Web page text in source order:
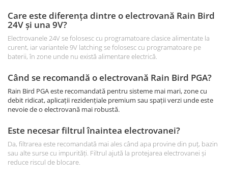
Care este diferența dintre o electrovană Rain Bird
24V și una 9V?
Electrovanele 24V se folosesc cu programatoare clasice alimentate la
curent, iar variantele 9V latching se folosesc cu programatoare pe
baterii, în zone unde nu există alimentare electrică.
Când se recomandă o electrovană Rain Bird PGA?
Rain Bird PGA este recomandată pentru sisteme mai mari, zone cu
debit ridicat, aplicații rezidențiale premium sau spații verzi unde este
nevoie de o electrovană mai robustă.
Este necesar filtrul înaintea electrovanei?
Da, filtrarea este recomandată mai ales când apa provine din puț, bazin
sau alte surse cu impurități. Filtrul ajută la protejarea electrovanei și
reduce riscul de blocare.